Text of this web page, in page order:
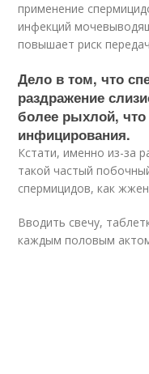
применение
инфекций
повышает риск
Дело в том, что
раздражение
более рыхлой,
инфицирования.
Кстати, именно из-за
такой частый
спермицидов, как
Вводить свечу,
каждым половым